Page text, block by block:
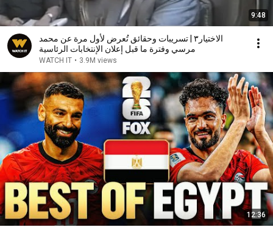
9:48
الاختيار٣ | تسريبات وحقائق تُعرض لأول مرة عن محمد
مرسي وفترة ما قبل إعلان الإنتخابات الرئاسية
WATCH IT • 3.9M views
12:36